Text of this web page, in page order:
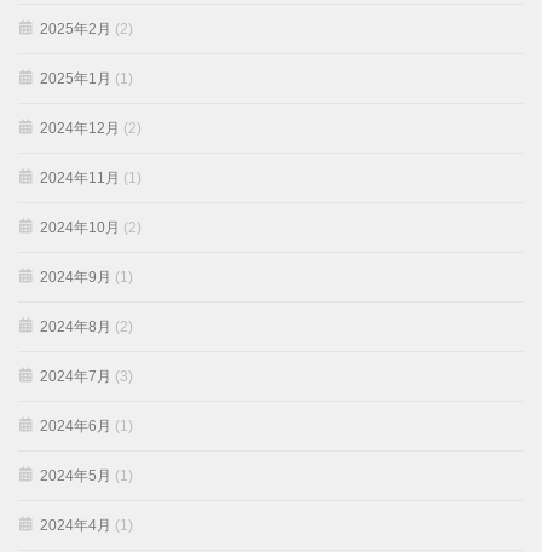
2025年2月 (2)
2025年1月 (1)
2024年12月 (2)
2024年11月 (1)
2024年10月 (2)
2024年9月 (1)
2024年8月 (2)
2024年7月 (3)
2024年6月 (1)
2024年5月 (1)
2024年4月 (1)